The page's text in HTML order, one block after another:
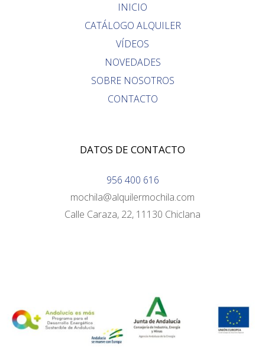
INICIO
CATÁLOGO ALQUILER
VÍDEOS
NOVEDADES
SOBRE NOSOTROS
CONTACTO
DATOS DE CONTACTO
956 400 616
mochila@alquilermochila.com
Calle Caraza, 22, 11130 Chiclana